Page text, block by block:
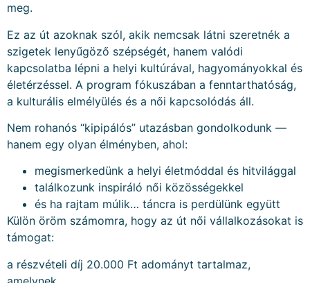
meg.
Ez az út azoknak szól, akik nemcsak látni szeretnék a
szigetek lenyűgöző szépségét, hanem valódi
kapcsolatba lépni a helyi kultúrával, hagyományokkal és
életérzéssel. A program fókuszában a fenntarthatóság,
a kulturális elmélyülés és a női kapcsolódás áll.
Nem rohanós “kipipálós” utazásban gondolkodunk —
hanem egy olyan élményben, ahol:
megismerkedünk a helyi életmóddal és hitvilággal
találkozunk inspiráló női közösségekkel
és ha rajtam múlik… táncra is perdülünk együtt
Külön öröm számomra, hogy az út női vállalkozásokat is
támogat:
a részvételi díj 20.000 Ft adományt tartalmaz,